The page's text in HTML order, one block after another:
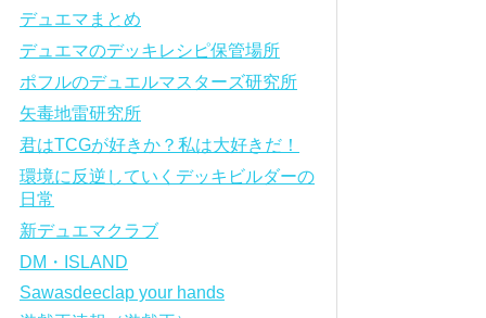
デュエマまとめ
デュエマのデッキレシピ保管場所
ポフルのデュエルマスターズ研究所
矢毒地雷研究所
君はTCGが好きか？私は大好きだ！
環境に反逆していくデッキビルダーの
日常
新デュエマクラブ
DM・ISLAND
Sawasdeeclap your hands